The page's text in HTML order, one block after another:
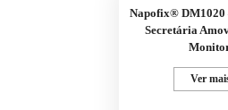
Napofix® DM1020
Secretária
Ver